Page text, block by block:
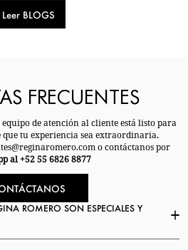
Leer BLOGS
FRECUENTES
de atención al cliente está listo para
que tu experiencia sea extraordinaria.
o contáctanos por
al +52 55 6826 8877
ROMERO SON ESPECIALES Y